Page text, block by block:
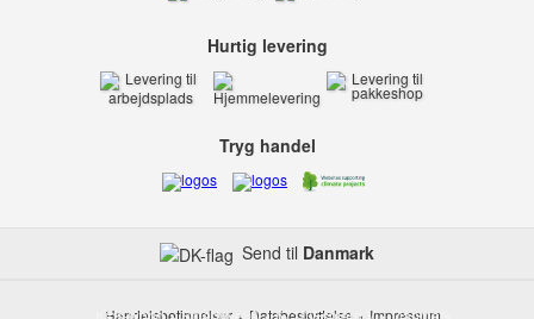
Send til Danmark
Hurtig levering
Tryg handel
Handelsbetingelser Databeskyttelse Impressum
Kids-world Smedevej 6 6710 Esbjerg V Danmark